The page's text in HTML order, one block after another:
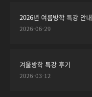
2026년 여름방학 특강 안내
2026-06-29
겨울방학 특강 후기
2026-03-12